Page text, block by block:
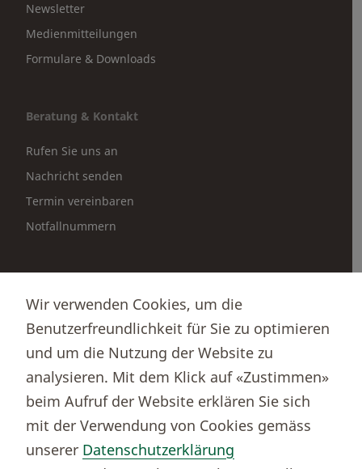
Newsletter
Medienmitteilungen
Formulare & Downloads
Beratung & Kontakt
Rufen Sie uns an
Nachricht senden
Termin vereinbaren
Notfallnummern
Börsenportal Yourmoney
Thurgauer Kantonalbank
Bankenclearingnr.
784
BIC (SWIFT)
KBTGCH22
Wir verwenden Cookies, um die
Benutzerfreundlichkeit für Sie zu optimieren
und um die Nutzung der Website zu
analysieren. Mit dem Klick auf «Zustimmen»
beim Aufruf der Website erklären Sie sich
mit der Verwendung von Cookies gemäss
unserer Datenschutzerklärung